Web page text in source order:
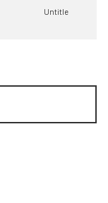
Untitle